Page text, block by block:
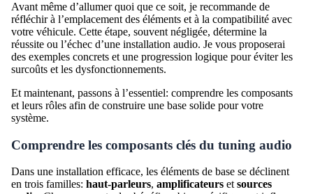
Avant même d’allumer quoi que ce soit, je recommande de
réfléchir à l’emplacement des éléments et à la compatibilité avec
votre véhicule. Cette étape, souvent négligée, détermine la
réussite ou l’échec d’une installation audio. Je vous proposerai
des exemples concrets et une progression logique pour éviter les
surcoûts et les dysfonctionnements.
Et maintenant, passons à l’essentiel: comprendre les composants
et leurs rôles afin de construire une base solide pour votre
système.
Comprendre les composants clés du tuning audio
Dans une installation efficace, les éléments de base se déclinent
en trois familles: haut-parleurs, amplificateurs etsources